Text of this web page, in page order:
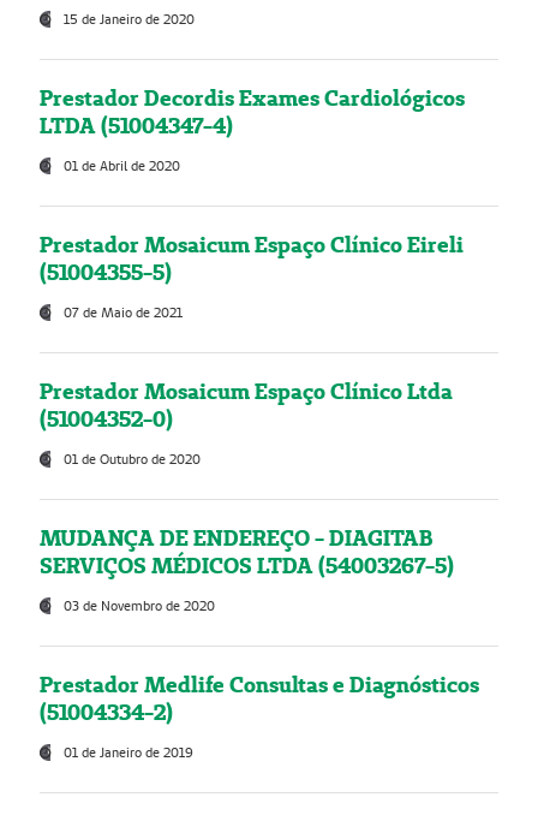
15 de Janeiro de 2020
Prestador Decordis Exames Cardiológicos
LTDA (51004347-4)
01 de Abril de 2020
Prestador Mosaicum Espaço Clínico Eireli
(51004355-5)
07 de Maio de 2021
Prestador Mosaicum Espaço Clínico Ltda
(51004352-0)
01 de Outubro de 2020
MUDANÇA DE ENDEREÇO - DIAGITAB
SERVIÇOS MÉDICOS LTDA (54003267-5)
03 de Novembro de 2020
Prestador Medlife Consultas e Diagnósticos
(51004334-2)
01 de Janeiro de 2019